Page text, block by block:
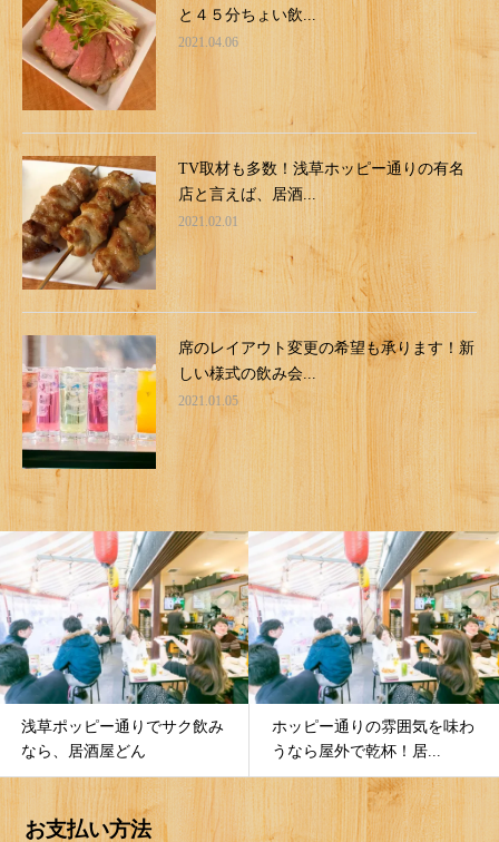
と４５分ちょい飲...
2021.04.06
TV取材も多数！浅草ホッピー通りの有名
店と言えば、居酒...
2021.02.01
席のレイアウト変更の希望も承ります！新
しい様式の飲み会...
2021.01.05
ホッピー通りの雰囲気を味わ
うなら屋外で乾杯！居...
低カロリー・低糖質・低価格
のホッピーは庶民の味...
お支払い方法